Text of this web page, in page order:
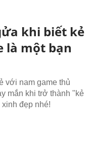
khi biết kẻ
là một bạn
với nam game thủ
mắn khi trở thành "kẻ
đẹp nhé!